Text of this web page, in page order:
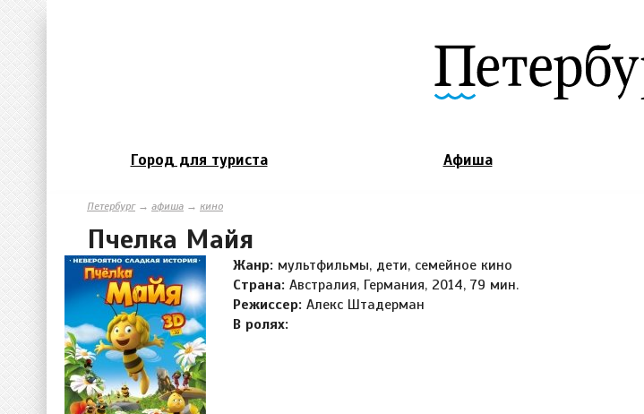
Город для туриста Афиша
Петербург→ афиша → кино
Пчелка Майя
Жанр: мультфильмы, дети, семейное кино
Страна: Австралия, Германия, 2014, 79 мин.
Режиссер: Алекс Штадерман
В ролях: